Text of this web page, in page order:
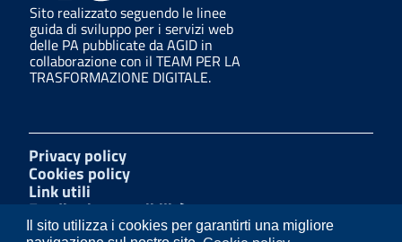
Il sito utilizza i cookies per garantirti una migliore
Sito realizzato seguendo le linee
guida di sviluppo per i servizi web
delle PA pubblicate da AGID in
collaborazione con il TEAM PER LA
TRASFORMAZIONE DIGITALE.
Privacy policy
Cookies policy
Link utili
Feedback accessibilità
Amministrazione trasparente